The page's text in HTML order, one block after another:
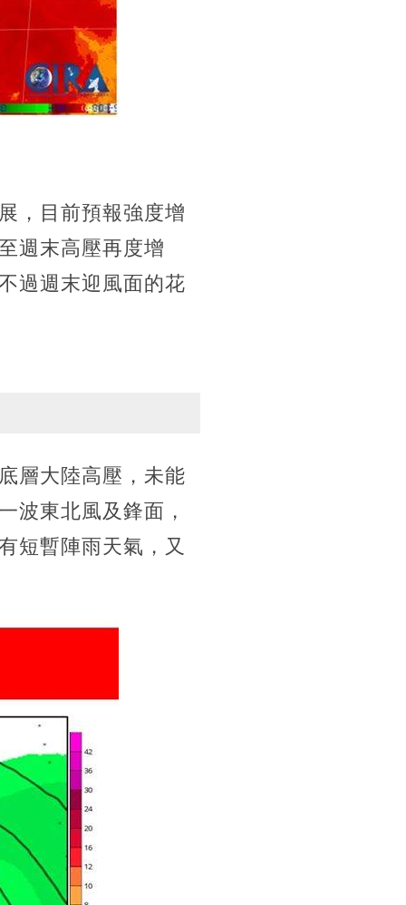
，目前預報強度增
週末高壓再度增
過週末迎風面的花
層大陸高壓，未能
波東北風及鋒面，
短暫陣雨天氣，又